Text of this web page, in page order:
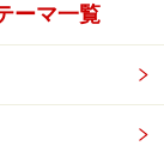
ーマ一覧